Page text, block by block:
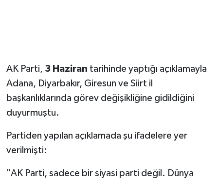
AK Parti, 3 Haziran tarihinde yaptığı açıklamayla
Adana, Diyarbakır, Giresun ve Siirt il
başkanlıklarında görev değişikliğine gidildiğini
duyurmuştu.
Partiden yapılan açıklamada şu ifadelere yer
verilmişti:
"AK Parti, sadece bir siyasi parti değil. Dünya